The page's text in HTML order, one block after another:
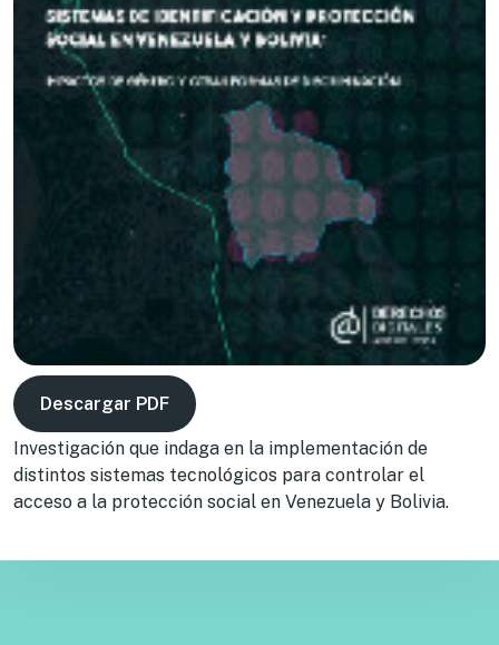
Descargar PDF
Investigación que indaga en la implementación de
distintos sistemas tecnológicos para controlar el
acceso a la protección social en Venezuela y Bolivia.